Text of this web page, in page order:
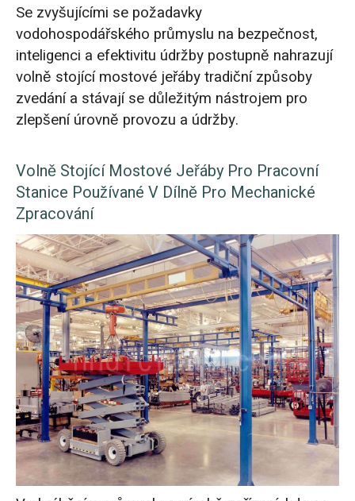
Se zvyšujícími se požadavky
vodohospodářského průmyslu na bezpečnost,
inteligenci a efektivitu údržby postupně nahrazují
volně stojící mostové jeřáby tradiční způsoby
zvedání a stávají se důležitým nástrojem pro
zlepšení úrovně provozu a údržby.
Volně Stojící Mostové Jeřáby Pro Pracovní
Stanice Používané V Dílně Pro Mechanické
Zpracování